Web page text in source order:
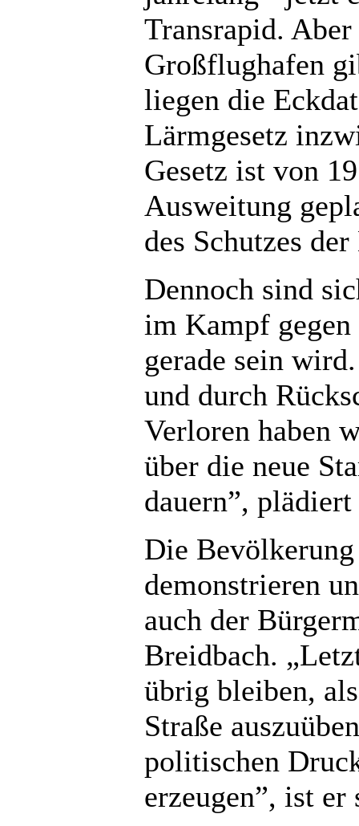
Transrapid.
Großflughafen
liegen die
Lärmgesetz
Gesetz ist von
Ausweitung
des Schutzes
Dennoch sind
im Kampf gegen
gerade sein
und durch
Verloren haben
über die neue
dauern”,
Die
demonstrieren
auch der
Breidbach.
übrig bleiben,
Straße
politischen
erzeugen”, ist er